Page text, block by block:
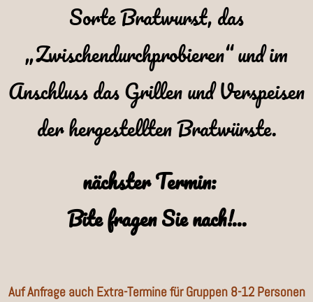
Sorte Bratwurst, das
„Zwischendurchprobieren“ und im
Anschluss das Grillen und Verspeisen
der hergestellten Bratwürste.
nächster Termin:
Bite fragen Sie nach!...
Auf Anfrage auch Extra-Termine für Gruppen 8-12 Personen